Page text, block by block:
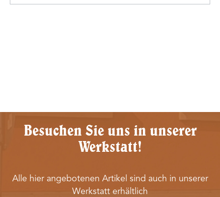
Besuchen Sie uns in unserer
Werkstatt!
Alle hier angebotenen Artikel sind auch in unserer
Werkstatt erhältlich